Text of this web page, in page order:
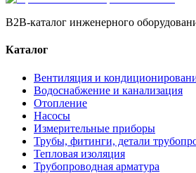
B2B-каталог инженерного
Каталог
Вентиляция и
Водоснабжение и канализация
Отопление
Насосы
Измерительные приборы
Трубы, фитинги, детали
Тепловая изоляция
Трубопроводная арматура